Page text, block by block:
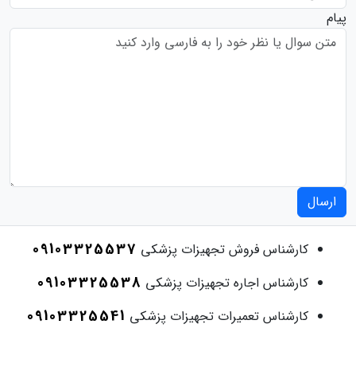
پیام
ارسال
کارشناس فروش تجهیزات پزشکی 09103325537
کارشناس اجاره تجهیزات پزشکی 09103325538
کارشناس تعمیرات تجهیزات پزشکی 09103325541